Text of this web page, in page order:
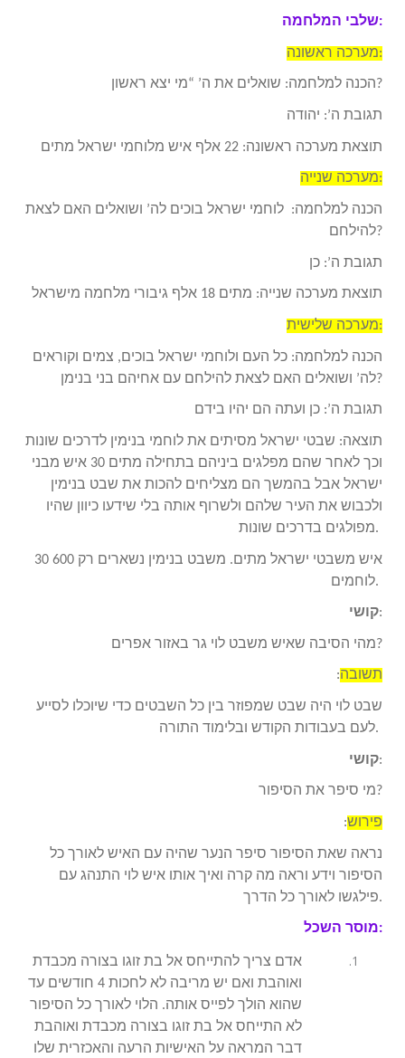
שלבי המלחמה:
מערכה ראשונה:
הכנה למלחמה: שואלים את ה’ “מי יצא ראשון?
תגובת ה’: יהודה
תוצאת מערכה ראשונה: 22 אלף איש מלוחמי ישראל מתים
מערכה שנייה:
הכנה למלחמה: לוחמי ישראל בוכים לה’ ושואלים האם לצאת
להילחם?
תגובת ה’: כן
תוצאת מערכה שנייה: מתים 18 אלף גיבורי מלחמה מישראל
מערכה שלישית:
הכנה למלחמה: כל העם ולוחמי ישראל בוכים, צמים וקוראים
לה’ ושואלים האם לצאת להילחם עם אחיהם בני בנימן?
תגובת ה’: כן ועתה הם יהיו בידם
תוצאה: שבטי ישראל מסיתים את לוחמי בנימין לדרכים שונות
וכך לאחר שהם מפלגים ביניהם בתחילה מתים 30 איש מבני
ישראל אבל בהמשך הם מצליחים להכות את שבט בנימין
ולכבוש את העיר שלהם ולשרוף אותה בלי שידעו כיוון שהיו
מפולגים בדרכים שונות.
30 איש משבטי ישראל מתים. משבט בנימין נשארים רק 600
לוחמים.
קושי:
מהי הסיבה שאיש משבט לוי גר באזור אפרים?
תשובה:
שבט לוי היה שבט שמפוזר בין כל השבטים כדי שיוכלו לסייע
לעם בעבודות הקודש ובלימוד התורה.
קושי:
מי סיפר את הסיפור?
פירוש:
נראה שאת הסיפור סיפר הנער שהיה עם האיש לאורך כל
הסיפור וידע וראה מה קרה ואיך אותו איש לוי התנהג עם
פילגשו לאורך כל הדרך.
מוסר השכל:
אדם צריך להתייחס אל בת זוגו בצורה מכבדת
ואוהבת ואם יש מריבה לא לחכות 4 חודשים עד
שהוא הולך לפייס אותה. הלוי לאורך כל הסיפור
לא התייחס אל בת זוגו בצורה מכבדת ואוהבת
דבר המראה על האישיות הרעה והאכזרית שלו